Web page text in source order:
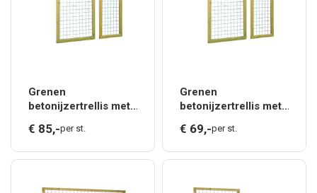
Grenen
betonijzertrellis met
raamwerk 4,4 x 6,8
cm, 90 x 180 cm,
groen geïmpre
€ 85,-per st.
Grenen
betonijzertrellis met
raamwerk 4,4 x 6,8
cm, 60 x 180 cm,
groen geïmpre
€ 69,-per st.